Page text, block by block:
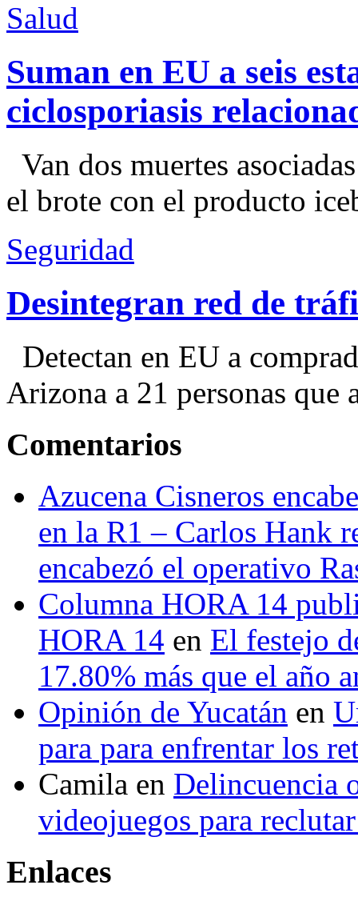
Salud
Suman en EU a seis
ciclosporiasis
Van dos muertes
el brote con el producto
Seguridad
Desintegran red de
Detectan en EU a
Arizona a 21 personas que
Comentarios
Azucena Cisneros
en la R1 – Carlos Hank
encabezó el operativo
Columna HORA 14
HORA 14 en El festejo
17.80% más que el año
Opinión de Yucatán en
para para enfrentar los
Camila en Delincuencia
videojuegos para
Enlaces